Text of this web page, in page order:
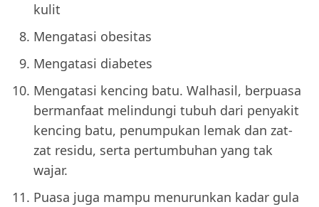
kulit
Mengatasi obesitas
Mengatasi diabetes
Mengatasi kencing batu. Walhasil, berpuasa
bermanfaat melindungi tubuh dari penyakit
kencing batu, penumpukan lemak dan zat-
zat residu, serta pertumbuhan yang tak
wajar.
Puasa juga mampu menurunkan kadar gula